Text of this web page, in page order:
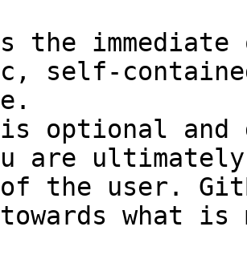
the
self-
optional and
are
the user.
towards what